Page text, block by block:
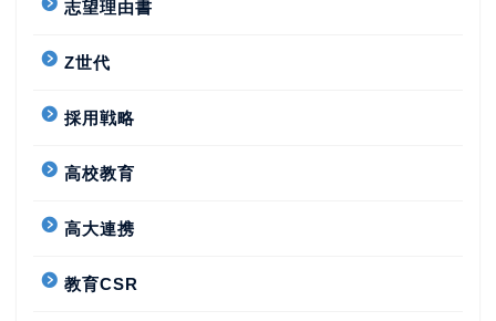
志望理由書
Z世代
採用戦略
高校教育
高大連携
教育CSR